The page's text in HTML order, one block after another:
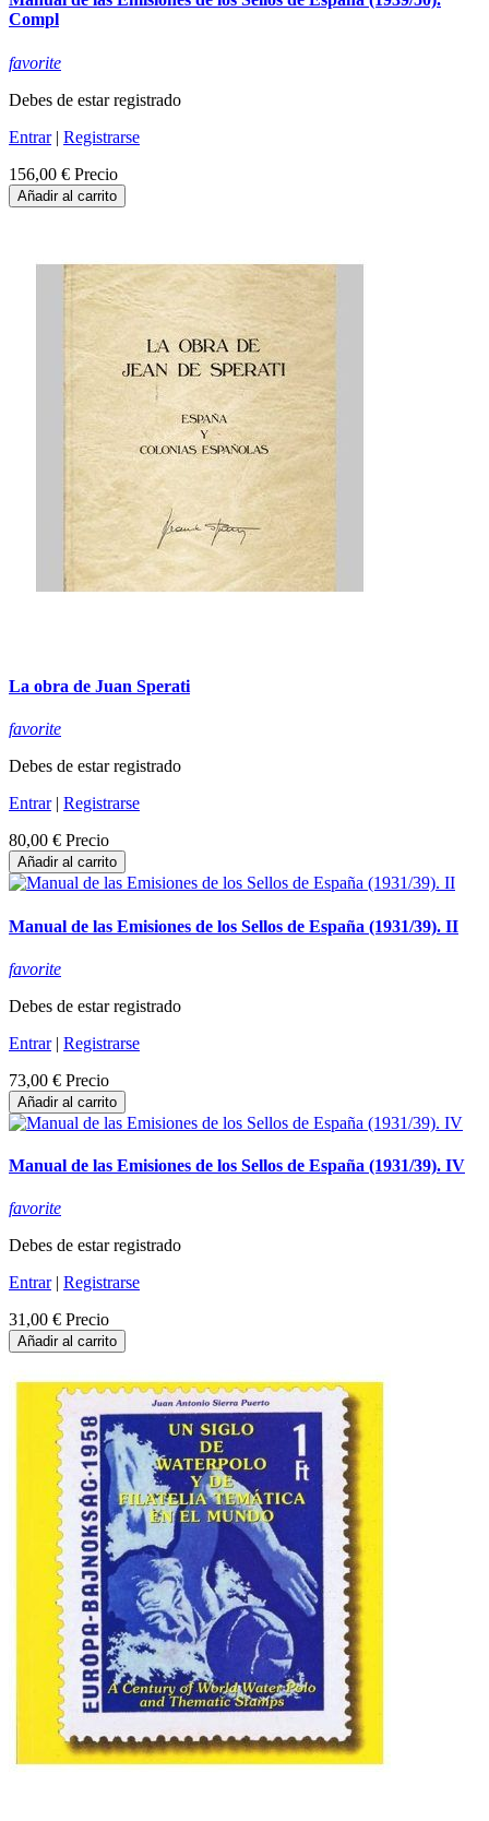
Compl
favorite
Debes de estar registrado
Entrar| Registrarse
156,00 € Precio
Añadir al carrito
La obra de Juan Sperati
favorite
Debes de estar registrado
Entrar| Registrarse
80,00 € Precio
Añadir al carrito
Manual de las Emisiones de los Sellos de España (1931/39). II
favorite
Debes de estar registrado
Entrar| Registrarse
73,00 € Precio
Añadir al carrito
Manual de las Emisiones de los Sellos de España (1931/39). IV
favorite
Debes de estar registrado
Entrar| Registrarse
31,00 € Precio
Añadir al carrito